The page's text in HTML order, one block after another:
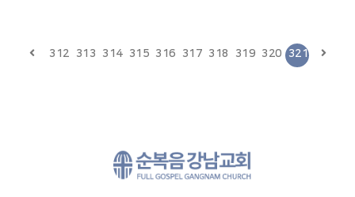
312 313 314 315 316 317 318 319 320 321